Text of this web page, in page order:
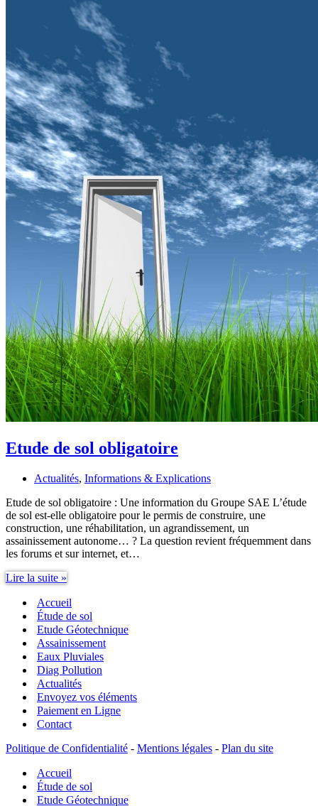
Etude de sol obligatoire
Actualités, Informations & Explications
Etude de sol obligatoire : Une information du Groupe SAE L’étude
de sol est-elle obligatoire pour le permis de construire, une
construction, une réhabilitation, un agrandissement, un
assainissement autonome… ? La question revient fréquemment dans
les forums et sur internet, et…
Lire la suite »
sol
obligatoire
Accueil
Étude de sol
Etude Géotechnique
Assainissement
Eaux Pluviales
Diag Pollution
Actualités
Envoyez vos éléments
Paiement en Ligne
Contact
Politique de Confidentialité - Mentions légales - Plan du site
Accueil
Étude de sol
Etude Géotechnique